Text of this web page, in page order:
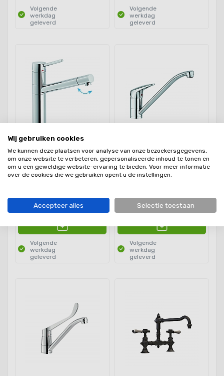
Volgende
werkdag
geleverd
Volgende
werkdag
geleverd
Doeco Royal Snow
keukenkraan Rvs-Look
7713
€201,00
Volgende
werkdag
geleverd
Doeco Standaard
keukenkraan chroom 81145
€87,00
Volgende
werkdag
geleverd
Wij gebruiken cookies
We kunnen deze plaatsen voor analyse van onze bezoekersgegevens,
om onze website te verbeteren, gepersonaliseerde inhoud te tonen en
om u een geweldige website-ervaring te bieden. Voor meer informatie
over de cookies die we gebruiken opent u de instellingen.
Accepteer alles Selectie toestaan